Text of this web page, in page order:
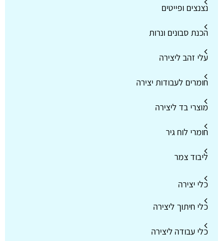
נצנצים ופייטים
הכנת סבונים ונרות
עלי זהב ליצירה
חומרים לעבודות יצירה
מוצרי בד ליצירה
חומרי לוח גיר
ליבוד צמר
כלי יצירה
כלי חיתוך ליצירה
כלי עבודה ליצירה